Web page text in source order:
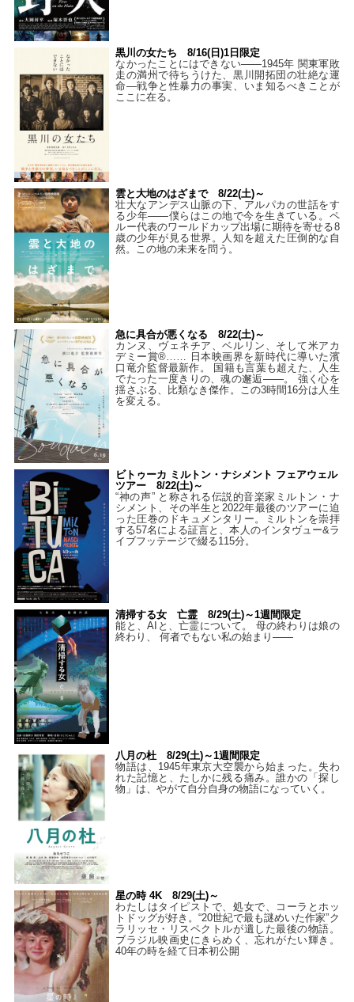
黒川の女たち 8/16(日)1日限定
なかったことにはできない——1945年 関東軍敗
走の満州で待ちうけた、黒川開拓団の壮絶な運
命―戦争と性暴力の事実、いま知るべきことが
ここに在る。
雲と大地のはざまで 8/22(土)～
壮大なアンデス山脈の下、アルパカの世話をす
る少年――僕らはこの地で今を生きている。ペ
ルー代表のワールドカップ出場に期待を寄せる8
歳の少年が見る世界。人知を超えた圧倒的な自
然。この地の未来を問う。
急に具合が悪くなる 8/22(土)～
カンヌ、ヴェネチア、ベルリン、そして米アカ
デミー賞®…… 日本映画界を新時代に導いた濱
口竜介監督最新作。 国籍も言葉も超えた、人生
でたった一度きりの、魂の邂逅――。 強く心を
揺さぶる、比類なき傑作。この3時間16分は人生
を変える。
ビトゥーカ ミルトン・ナシメント フェアウェル
ツアー 8/22(土)～
“神の声” と称される伝説的音楽家ミルトン・ナ
シメント、その半生と2022年最後のツアーに迫
った圧巻のドキュメンタリー。ミルトンを崇拝
する57名による証言と、本人のインタヴュー&ラ
イブフッテージで綴る115分。
清掃する女 亡霊 8/29(土)～1週間限定
能と、AIと、亡霊について。 母の終わりは娘の
終わり、 何者でもない私の始まり――
八月の杜 8/29(土)～1週間限定
物語は、1945年東京大空襲から始まった。失わ
れた記憶と、たしかに残る痛み。誰かの「探し
物」は、やがて自分自身の物語になっていく。
星の時 4K 8/29(土)～
わたしはタイピストで、処⼥で、コーラとホッ
トドッグが好き。“20世紀で最も謎めいた作家”ク
ラリッセ・リスペクトルが遺した最後の物語。
ブラジル映画史にきらめく、忘れがたい輝き。
40年の時を経て⽇本初公開